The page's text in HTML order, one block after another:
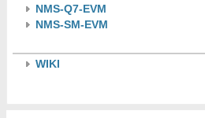
NMS-Q7-EVM
NMS-SM-EVM
WIKI